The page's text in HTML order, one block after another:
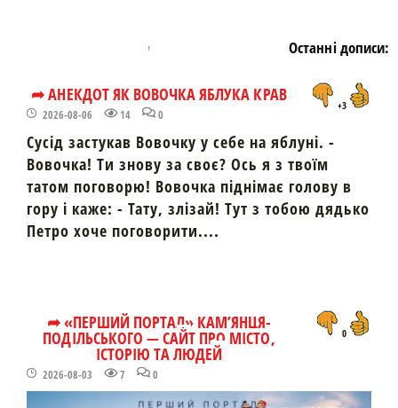
Останні дописи:
➦ АНЕКДОТ ЯК ВОВОЧКА ЯБЛУКА КРАВ
2026-08-06 14 0
+3
Сусід застукав Вовочку у себе на яблуні. -
Вовочка! Ти знову за своє? Ось я з твоїм
татом поговорю! Вовочка піднімає голову в
гору і каже: - Тату, злізай! Тут з тобою дядько
Петро хоче поговорити....
➦ «ПЕРШИЙ ПОРТАЛ» КАМ’ЯНЦЯ-
ПОДІЛЬСЬКОГО — САЙТ ПРО МІСТО,
ІСТОРІЮ ТА ЛЮДЕЙ
2026-08-03 7 0
0